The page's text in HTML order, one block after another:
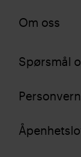
Om oss
Spørsmål